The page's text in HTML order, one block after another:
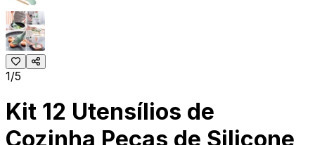
1/5
Kit 12 Utensílios de
Cozinha Peças de Silicone